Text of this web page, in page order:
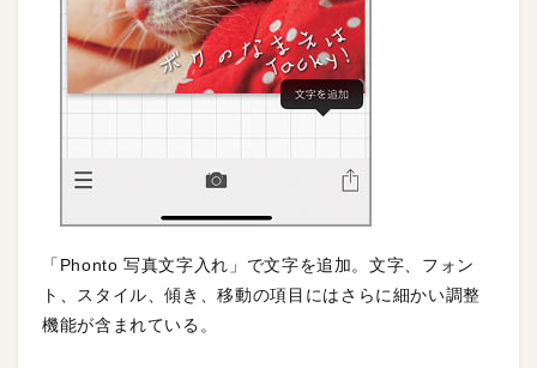
「Phonto 写真文字入れ」で文字を追加。文字、フォン
ト、スタイル、傾き、移動の項目にはさらに細かい調整
機能が含まれている。